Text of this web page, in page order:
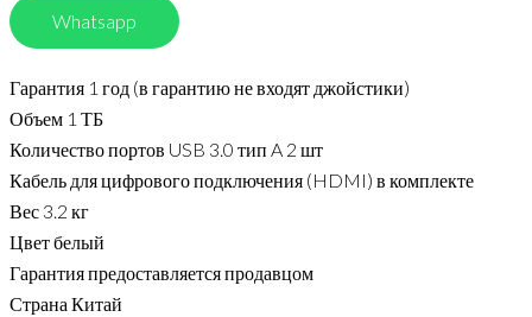
Whatsapp
Гарантия 1 год (в гарантию не входят джойстики)
Объем 1 ТБ
Количество портов USB 3.0 тип A 2 шт
Кабель для цифрового подключения (HDMI) в комплекте
Вес 3.2 кг
Цветбелый
Гарантияпредоставляетсяпродавцом
Страна Китай